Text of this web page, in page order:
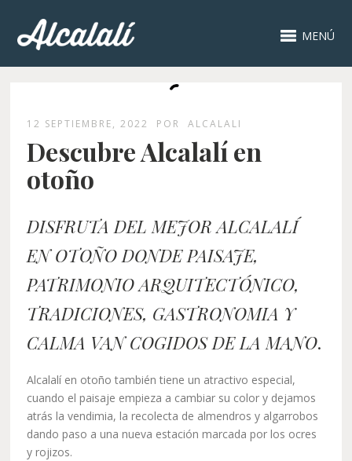
MENÚ
12 SEPTIEMBRE, 2022 POR ALCALALI
Descubre Alcalalí en
otoño
DISFRUTA DEL MEJOR ALCALALÍ
EN OTOÑO DONDE PAISAJE,
PATRIMONIO ARQUITECTÓNICO,
TRADICIONES, GASTRONOMIA Y
CALMA VAN COGIDOS DE LA MANO.
Alcalalí en otoño también tiene un atractivo especial,
cuando el paisaje empieza a cambiar su color y dejamos
atrás la vendimia, la recolecta de almendros y algarrobos
dando paso a una nueva estación marcada por los ocres
y rojizos.